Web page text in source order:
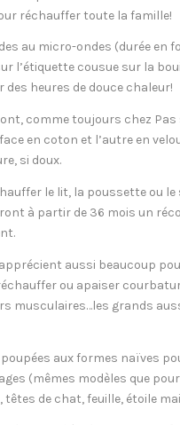
réchauffer toute la famille!
au micro-ondes (durée en
l’étiquette cousue sur la
heures de douce chaleur!
comme toujours chez Pas
en coton et l’autre en
si doux.
le lit, la poussette ou le
à partir de 36 mois un
aussi beaucoup
ou apaiser
musculaires…les grands
aux formes naïves
(mêmes modèles que
de chat, feuille, étoile